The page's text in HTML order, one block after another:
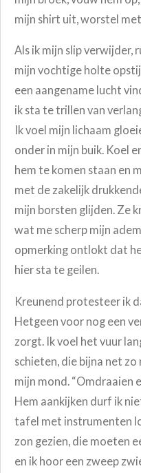
mijn shirt uit, worstel
Als ik mijn slip verwijder,
mijn vochtige holte
een aangename lucht
ik sta te trillen van
Ik voel mijn lichaam
onder in mijn buik. Koel
hem te komen staan en
met de zakelijk
mijn borsten glijden. Ze
wat me scherp mijn
opmerking ontlokt dat
hier sta te geilen.
Kreunend protesteer ik
Hetgeen voor nog een
zorgt. Ik voel het vuur
schieten, die bijna net
mijn mond. “Omdraaien
Hem aankijken durf ik
tafel met instrumenten
zon gezien, die moeten
en ik hoor een zweep